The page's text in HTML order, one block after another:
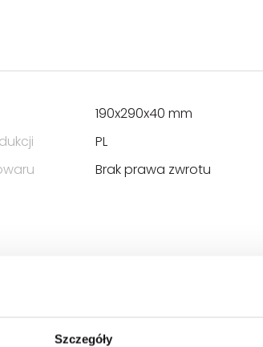
Szczegóły
190x290x40 mm
PL
Brak prawa zwrotu